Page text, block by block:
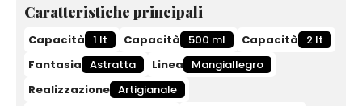
Caratteristiche principali
Capacità 1 lt Capacità 500 ml Capacità
2 lt
Fantasia Astratta Linea
Mangiallegro
Realizzazione Artigianale